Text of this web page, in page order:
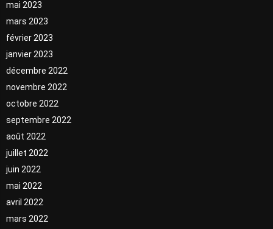
mai 2023
mars 2023
février 2023
janvier 2023
décembre 2022
novembre 2022
octobre 2022
septembre 2022
août 2022
juillet 2022
juin 2022
mai 2022
avril 2022
mars 2022